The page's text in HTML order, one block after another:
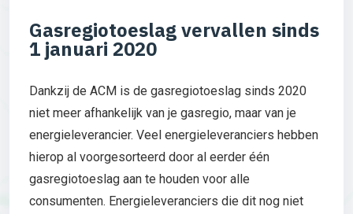
Gasregiotoeslag vervallen sinds
1 januari 2020
Dankzij de ACM is de gasregiotoeslag sinds 2020
niet meer afhankelijk van je gasregio, maar van je
energieleverancier. Veel energieleveranciers hebben
hierop al voorgesorteerd door al eerder één
gasregiotoeslag aan te houden voor alle
consumenten. Energieleveranciers die dit nog niet